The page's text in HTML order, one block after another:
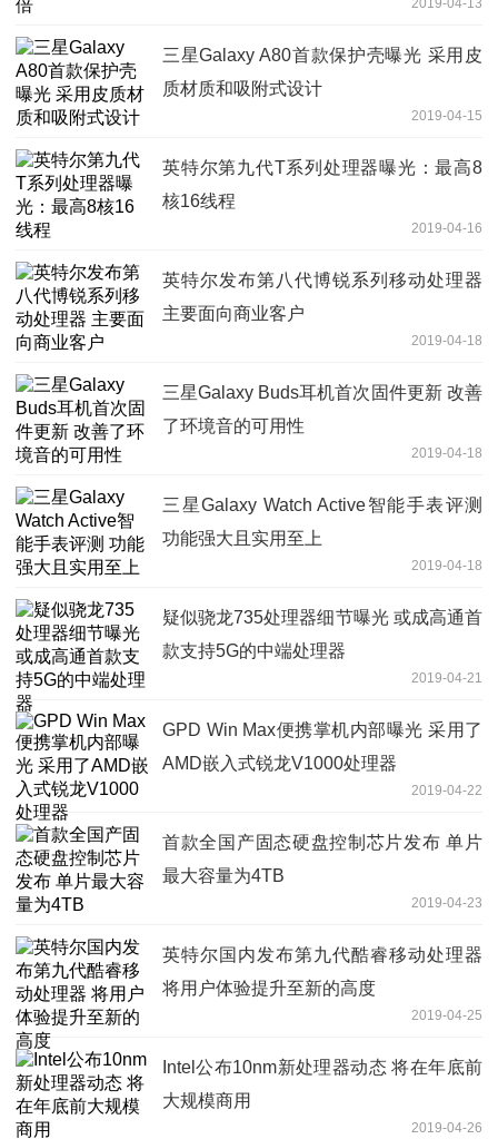
三星Galaxy A80首款保护壳曝光 采用皮
质材质和吸附式设计
2019-04-15
英特尔第九代T系列处理器曝光：最高8
核16线程
2019-04-16
英特尔发布第八代博锐系列移动处理器
主要面向商业客户
2019-04-18
三星Galaxy Buds耳机首次固件更新 改善
了环境音的可用性
2019-04-18
三星Galaxy Watch Active智能手表评测
功能强大且实用至上
2019-04-18
疑似骁龙735处理器细节曝光 或成高通首
款支持5G的中端处理器
2019-04-21
GPD Win Max便携掌机内部曝光 采用了
AMD嵌入式锐龙V1000处理器
2019-04-22
首款全国产固态硬盘控制芯片发布 单片
最大容量为4TB
2019-04-23
英特尔国内发布第九代酷睿移动处理器
将用户体验提升至新的高度
2019-04-25
Intel公布10nm新处理器动态 将在年底前
大规模商用
2019-04-26